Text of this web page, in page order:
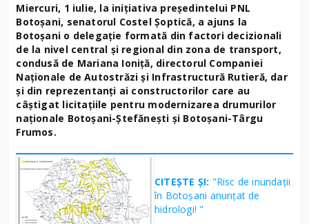
Miercuri, 1 iulie, la inițiativa președintelui PNL
Botoșani, senatorul Costel Șoptică, a ajuns la
Botoșani o delegație formată din factori decizionali
de la nivel central și regional din zona de transport,
condusă de Mariana Ioniță, directorul Companiei
Naționale de Autostrăzi și Infrastructură Rutieră, dar
și din reprezentanți ai constructorilor care au
câștigat licitațiile pentru modernizarea drumurilor
naționale Botoșani-Ștefănești și Botoșani-Târgu
Frumos.
CITEȘTE ȘI: "Risc de inundații
în Botoșani anunțat de
hidrologi! "